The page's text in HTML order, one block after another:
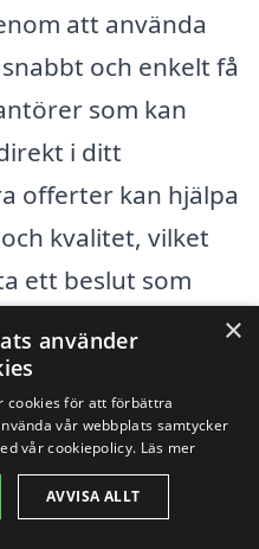
att använda
och enkelt få
som kan
i ditt
offerter kan hjälpa
kvalitet, vilket
ett beslut som
ligger nära
kan hitta
×
använder
cookies för att förbättra
vår webbplats samtycker
vår cookiepolicy. Läs mer
AVVISA ALLT